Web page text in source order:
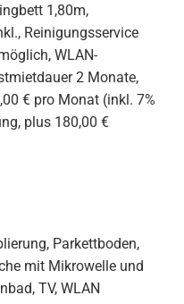
1,80m,
Reinigungsservice
WLAN-
2 Monate,
€ pro Monat (inkl. 7%
plus 180,00 €
Parkettboden,
mit Mikrowelle und
TV, WLAN